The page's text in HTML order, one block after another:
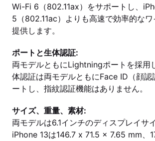
Wi-Fi 6（802.11ax）をサポートし、
5（802.11ac）よりも高速で効率的な
提供します。
ポートと生体認証:
両モデルともにLightningポートを採用
体認証は両モデルともにFace ID（顔認
ートし、指紋認証機能はありません。
サイズ、重量、素材:
両モデルは6.1インチのディスプレイサ
iPhone 13は146.7 x 71.5 x 7.65 mm、